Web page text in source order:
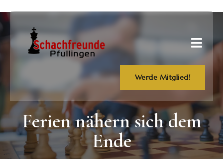
Werde Mitglied!
Ferien nähern sich dem
Ende